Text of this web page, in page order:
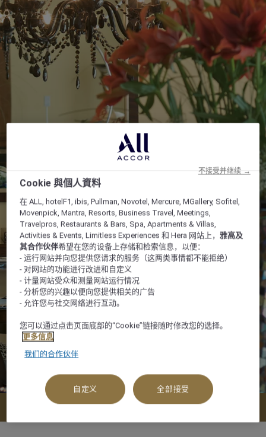
查看可订选项
Cookie 與個人資料
在 ALL, hotelF1, ibis, Pullman, Novotel, Mercure, MGallery, Sofitel,
Movenpick, Mantra, Resorts, Business Travel, Meetings,
Travelpros, Restaurants & Bars, Spa, Apartments & Villas,
Activities & Events, Limitless Experiences 和 Hera 网站上，雅高及
其合作伙伴希望在您的设备上存储和检索信息，以便：
- 运行网站并向您提供您请求的服务（这两类事情都不能拒绝）
- 对网站的功能进行改进和自定义
- 计量网站受众和测量网站运行情况
- 分析您的兴趣以便向您提供相关的广告
- 允许您与社交网络进行互动。
您可以通过点击页面底部的“Cookie”链接随时修改您的选择。
更多信息
我们的合作伙伴
自定义 全部接受
不接受并继续 →